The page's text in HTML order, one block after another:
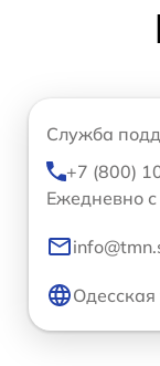
Служба
+7 (800)
Ежедневно